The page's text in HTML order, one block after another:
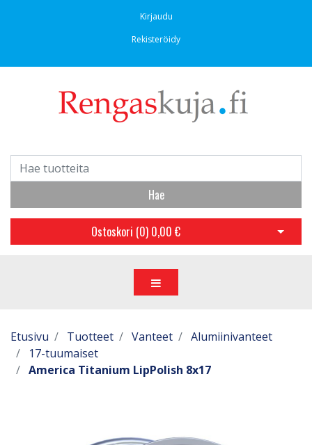
Kirjaudu
Rekisteröidy
Hae
Ostoskori (0) 0,00 € Avaa
Etusivu Tuotteet Vanteet
Alumiinivanteet
17-tuumaiset
America Titanium LipPolish 8x17